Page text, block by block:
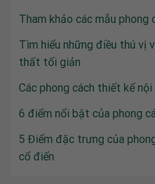
Tham khảo các mẫu
Tìm hiểu những điều thú vị
thất tối giản
Các phong cách thiết kế
6 điểm nổi bật của phong
5 Điểm đặc trưng của
cổ điển